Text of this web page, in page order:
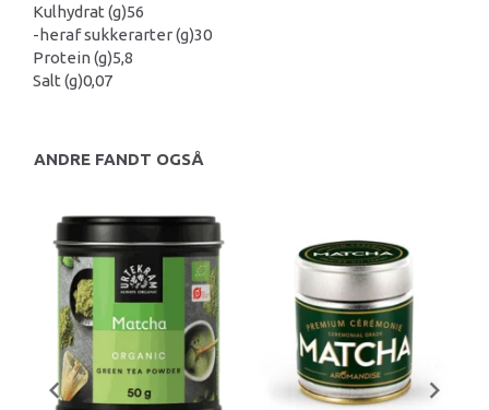
Kulhydrat (g)56
-heraf sukkerarter (g)30
Protein (g)5,8
Salt (g)0,07
ANDRE FANDT OGSÅ